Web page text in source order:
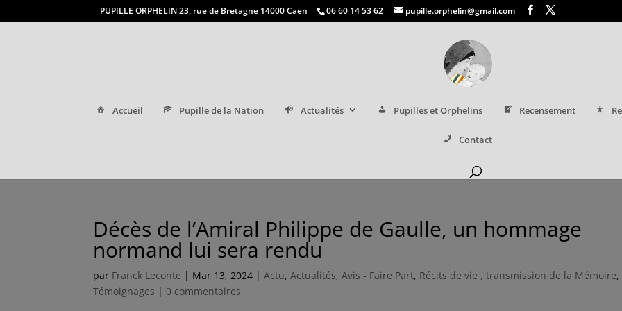
PUPILLE ORPHELIN 23, rue de Bretagne 14000 Caen 06 60 14 53 62 pupille.orphelin@gmail.com
Accueil Pupille de la Nation Actualités Pupilles et Orphelins Recensement
Contact
Décès de l’Amiral Philippe de Gaulle, un hommage
normand lui sera rendu
par Franck Leconte | Mar 13, 2024 |Actu,Actualités,Avis - Faire Part, Récits de vie , transmission de la Mémoire,
Témoignages | 0 commentaires